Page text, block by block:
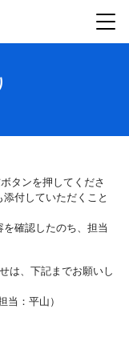
タンを押してくださ
付していただくこと
確認したのち、担当
は、下記までお願いし
：平山）